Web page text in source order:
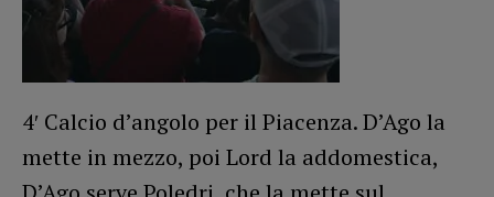
4′ Calcio d’angolo per il Piacenza. D’Ago la
mette in mezzo, poi Lord la addomestica,